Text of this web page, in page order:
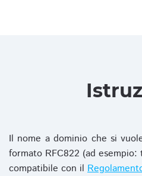
Il nome a dominio che si
formato RFC822 (ad
compatibile con il